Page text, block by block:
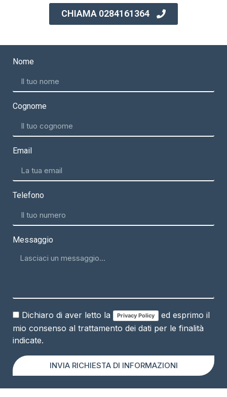
CHIAMA 0284161364
Nome
Cognome
Email
Telefono
Messaggio
Dichiaro di aver letto la Privacy Policy
ed esprimo il
mio consenso al trattamento dei dati per le finalità
indicate.
INVIA RICHIESTA DI INFORMAZIONI